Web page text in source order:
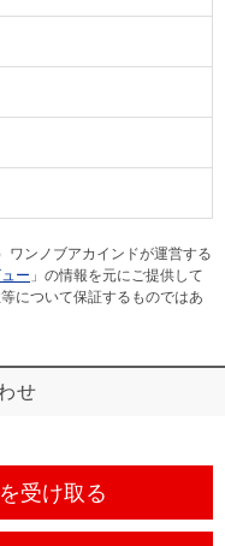
ワンノブアカインドが運営する
ー 」の情報を元にご提供して
について保証するものではあ
せ
を受け取る